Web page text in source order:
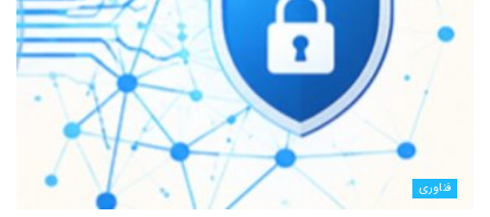
فناوری